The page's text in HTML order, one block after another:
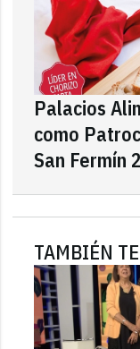
Palacios
como
San Fermín
TAMBIÉN